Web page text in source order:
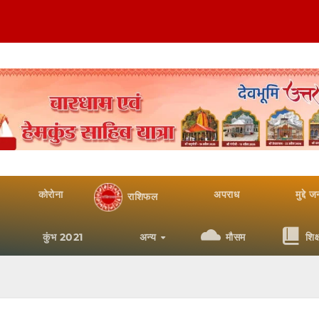
कोरोना राशिफल अपराध मुद्दे
कुंभ 2021 अन्य मौसम